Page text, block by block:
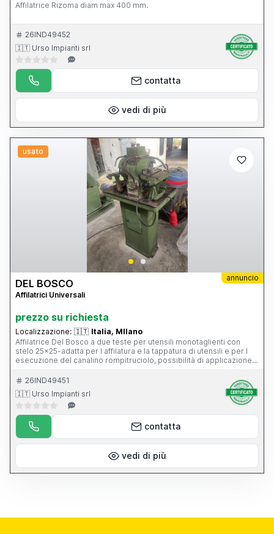
Affilatrice Rizoma diam max 400 mm.
26IND49452
🇮🇹 Urso Impianti srl
contatta
vedi di più
usato
annuncio
DEL BOSCO
Affilatrici Universali
prezzo su richiesta
Localizzazione: 🇮🇹 Italia, MIlano
Affilatrice Del Bosco a due teste per utensili monotaglienti con
stelo 25x25-adatta per l affilatura e la tappatura di utensili e per l
esecuzione del canalino rompitruciolo, possibilità di applicazione
dell apparecchio per l affilatura di punte elicoidali.
26IND49451
🇮🇹 Urso Impianti srl
contatta
vedi di più